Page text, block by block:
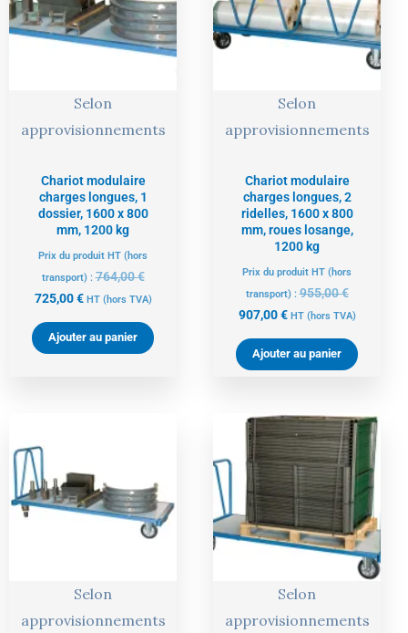
Selon
approvisionnements
Chariot modulaire
charges longues, 1
dossier, 1600 x 800
mm, 1200 kg
Prix du produit HT (hors
transport) :764,00€
764,00 €.
725,00€
725,00 €.
HT (hors TVA)
Ajouter au panier
Selon
approvisionnements
Chariot modulaire
charges longues, 2
ridelles, 1600 x 800
mm, roues losange,
1200 kg
Prix du produit HT (hors
transport) :955,00€
955,00 €.
907,00€
907,00 €.
HT (hors TVA)
Ajouter au panier
Selon
approvisionnements
était :
791,00 €.
est :
751,00 €.
Selon
approvisionnements
Le
prix
initial
était :
866,00 €.
Le
prix
actuel
est :
822,00 €.